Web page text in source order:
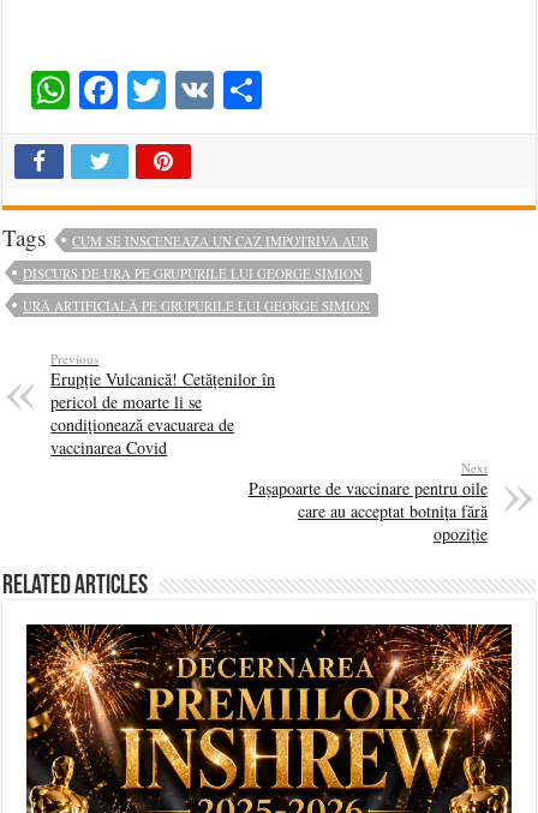
WhatsApp
Facebook
Twitter
VK
Tags
CUM SE INSCENEAZA UN CAZ IMPOTRIVA AUR
DISCURS DE URA PE GRUPURILE LUI GEORGE SIMION
URĂ ARTIFICIALĂ PE GRUPURILE LUI GEORGE SIMION
Previous
Erupție Vulcanică! Cetățenilor în
pericol de moarte li se
condiționează evacuarea de
vaccinarea Covid
Next
Pașapoarte de vaccinare pentru oile
care au acceptat botnița fără
opoziție
Related Articles